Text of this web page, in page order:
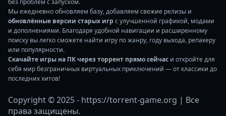
без проблем с запуском.
Мы ежедневно обновляем базу, добавляем свежие релизы и
обновлённые версии старых игр с улучшенной графикой, модами
и дополнениями. Благодаря удобной навигации и расширенному
поиску вы легко сможете найти игру по жанру, году выхода, репакеру
или популярности.
Скачайте игры на ПК через торрент прямо сейчас и откройте для
себя мир безграничных виртуальных приключений — от классики до
последних хитов!
Copyright © 2025 - https://torrent-game.org | Все
права защищены.